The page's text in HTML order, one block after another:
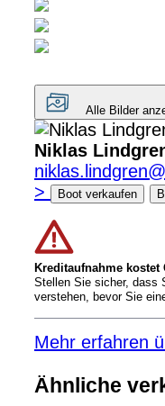
Alle Bilder
Niklas
>
Boot verkaufen
Kreditaufnahme kostet
Stellen Sie sicher, dass
verstehen, bevor Sie
Mehr erfahren
Ähnliche